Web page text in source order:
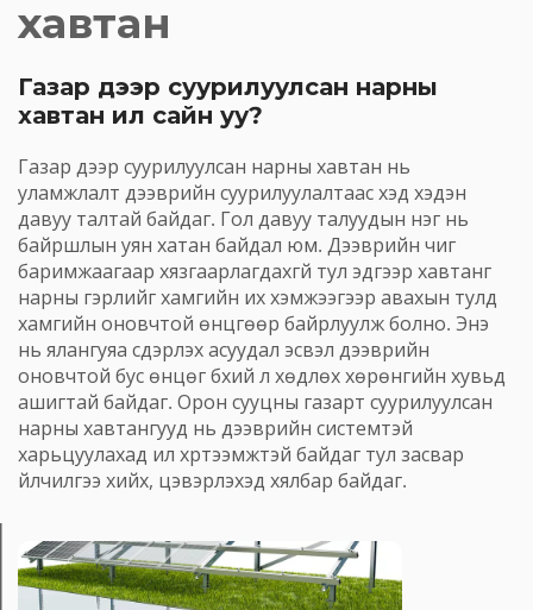
хавтан
Газар дээр суурилуулсан нарны
хавтан илүү сайн уу?
Газар дээр суурилуулсан нарны хавтан нь
уламжлалт дээврийн суурилуулалтаас хэд хэдэн
давуу талтай байдаг. Гол давуу талуудын нэг нь
байршлын уян хатан байдал юм. Дээврийн чиг
баримжаагаар хязгаарлагдахгүй тул эдгээр хавтанг
нарны гэрлийг хамгийн их хэмжээгээр авахын тулд
хамгийн оновчтой өнцгөөр байрлуулж болно. Энэ
нь ялангуяа сүүдэрлэх асуудал эсвэл дээврийн
оновчтой бус өнцөг бүхий үл хөдлөх хөрөнгийн хувьд
ашигтай байдаг. Орон сууцны газарт суурилуулсан
нарны хавтангууд нь дээврийн системтэй
харьцуулахад илүү хүртээмжтэй байдаг тул засвар
үйлчилгээ хийх, цэвэрлэхэд хялбар байдаг.